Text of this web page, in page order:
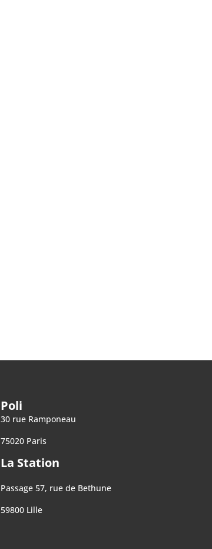
Poli
30 rue Ramponeau
75020 Paris
La Station
Passage 57, rue de Bethune
59800 Lille